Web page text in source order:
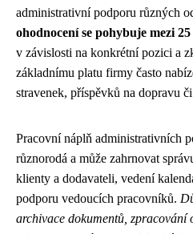
administrativní podporu různých
ohodnocení se pohybuje mezi
v závislosti na konkrétní pozici a
základnímu platu firmy často
stravenek, příspěvků na dopravu
Pracovní náplň administrativních
různorodá a může zahrnovat
klienty a dodavateli, vedení
podporu vedoucích pracovníků.
archivace dokumentů, zpracování